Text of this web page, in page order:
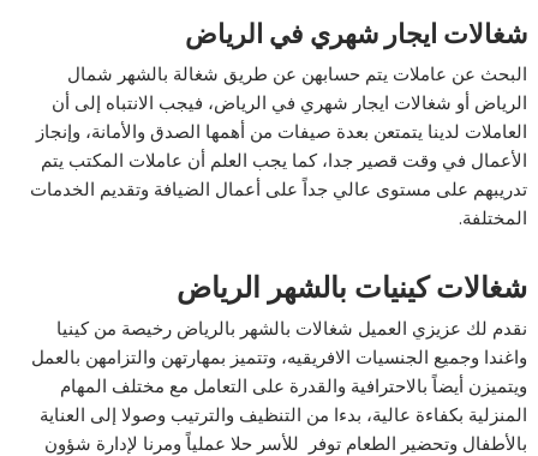
شغالات ايجار شهري في الرياض
البحث عن عاملات يتم حسابهن عن طريق شغالة بالشهر شمال
الرياض أو شغالات ايجار شهري في الرياض، فيجب الانتباه إلى أن
العاملات لدينا يتمتعن بعدة صيفات من أهمها الصدق والأمانة، وإنجاز
الأعمال في وقت قصير جدا، كما يجب العلم أن عاملات المكتب يتم
تدريبهم على مستوى عالي جداً على أعمال الضيافة وتقديم الخدمات
المختلفة.
شغالات كينيات بالشهر الرياض
نقدم لك عزيزي العميل شغالات بالشهر بالرياض رخيصة من كينيا
واغندا وجميع الجنسيات الافريقيه، وتتميز بمهارتهن والتزامهن بالعمل
ويتميزن أيضاً بالاحترافية والقدرة على التعامل مع مختلف المهام
المنزلية بكفاءة عالية، بدءا من التنظيف والترتيب وصولا إلى العناية
بالأطفال وتحضير الطعام توفر للأسر حلا عملياً ومرنا لإدارة شؤون